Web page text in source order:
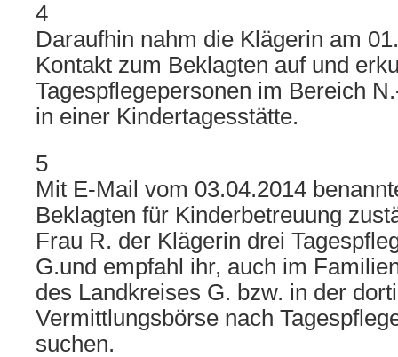
4
Daraufhin nahm die Klägerin am
Kontakt zum Beklagten auf und
Tagespflegepersonen im Bereich
in einer Kindertagesstätte.
5
Mit E-Mail vom 03.04.2014
Beklagten für Kinderbetreuung
Frau R. der Klägerin drei
G.und empfahl ihr, auch im
des Landkreises G. bzw. in der
Vermittlungsbörse nach
suchen.